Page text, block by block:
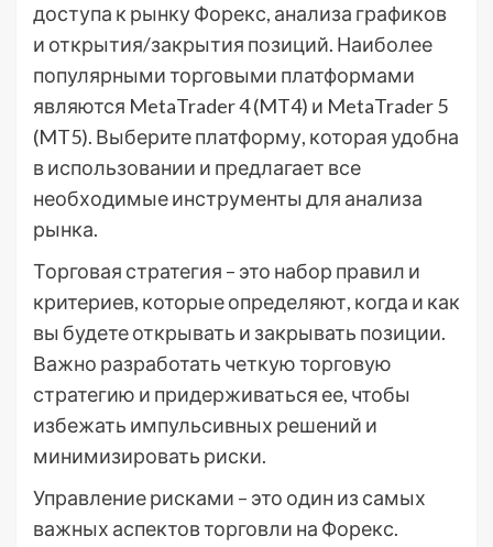
доступа к рынку Форекс, анализа графиков
и открытия/закрытия позиций. Наиболее
популярными торговыми платформами
являются MetaTrader 4 (MT4) и MetaTrader 5
(MT5). Выберите платформу, которая удобна
в использовании и предлагает все
необходимые инструменты для анализа
рынка.
Торговая стратегия – это набор правил и
критериев, которые определяют, когда и как
вы будете открывать и закрывать позиции.
Важно разработать четкую торговую
стратегию и придерживаться ее, чтобы
избежать импульсивных решений и
минимизировать риски.
Управление рисками – это один из самых
важных аспектов торговли на Форекс.